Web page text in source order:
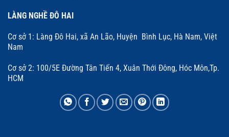
LÀNG NGHỀ ĐÔ HAI
Cơ sở 1: Làng Đô Hai, xã An Lão, Huyện Bình Lục, Hà Nam, Việt
Nam
Cơ sở 2: 100/5E Đường Tân Tiến 4, Xuân Thới Đông, Hóc Môn,Tp.
HCM